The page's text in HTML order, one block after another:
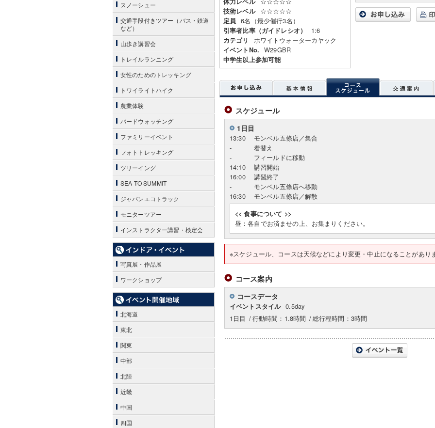
技術レベル ☆☆☆☆☆
定員 6名（最少催行3名）
引率者比率（ガイドレシオ） 1:6
カテゴリ ホワイトウォーターカヤック
イベントNo. W29GBR
中学生以上参加可能
スケジュール
1日目
13:30
モンベル五條店／集合
-
着替え
-
フィールドに移動
14:10
講習開始
16:00
講習終了
-
モンベル五條店へ移動
16:30
モンベル五條店／解散
<< 食事について >>
昼：各自でお済ませの上、お集まりください。
※スケジュール、コースは天候などにより変更・中止になることがあり
コース案内
コースデータ
イベントスタイル 0.5day
1日目 /行動時間：1.8時間 /総行程時間：3時間
スノーシュー
交通手段付きツアー（バス・鉄道
など）
山歩き講習会
トレイルランニング
女性のためのトレッキング
トワイライトハイク
農業体験
バードウォッチング
ファミリーイベント
フォトトレッキング
ツリーイング
SEA TO SUMMIT
ジャパンエコトラック
モニターツアー
インストラクター講習・検定会
写真展・作品展
ワークショップ
北海道
東北
関東
中部
北陸
近畿
中国
四国